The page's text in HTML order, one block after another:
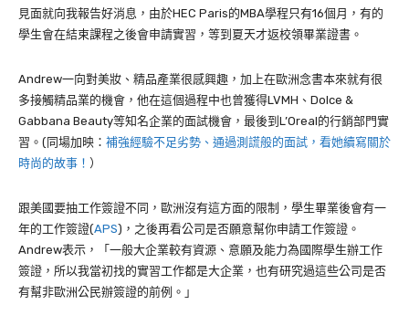
見面就向我報告好消息，由於HEC Paris的MBA學程只有16個月，有的
學生會在結束課程之後會申請實習，等到夏天才返校領畢業證書。
Andrew一向對美妝、精品產業很感興趣，加上在歐洲念書本來就有很
多接觸精品業的機會，他在這個過程中也曾獲得LVMH 、 Dolce &
Gabbana Beauty等知名企業的面試機會，最後到L’Oreal的行銷部門實
習。(同場加映： 補強經驗不足劣勢、通過測謊般的面試，看她續寫關於
時尚的故事！ ）
跟美國要抽工作簽證不同，歐洲沒有這方面的限制，學生畢業後會有一
年的工作簽證(APS)，之後再看公司是否願意幫你申請工作簽證。
Andrew表示，「一般大企業較有資源、意願及能力為國際學生辦工作
簽證，所以我當初找的實習工作都是大企業 ， 也有研究過這些公司是否
有幫非歐洲公民辦簽證的前例。」